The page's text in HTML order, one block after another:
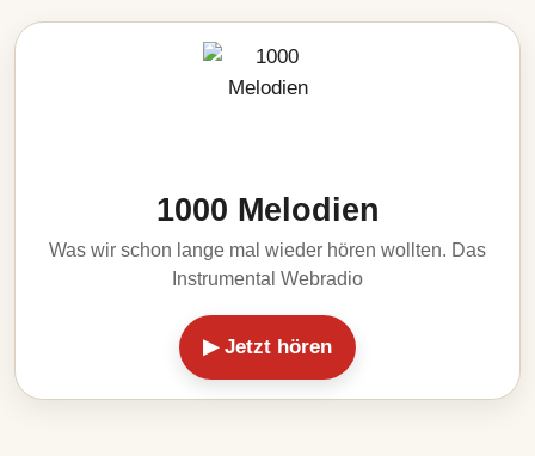
1000 Melodien
Was wir schon lange mal wieder hören wollten. Das
Instrumental Webradio
▶ Jetzt hören